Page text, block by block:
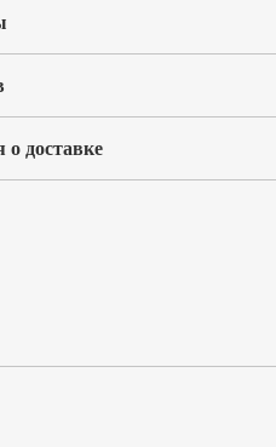
доставке